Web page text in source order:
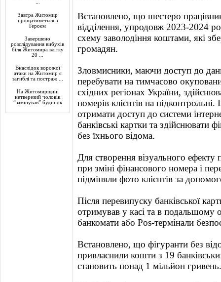
Завтра Житомир
прощатиметься з
Героєм
Завершено
розслідування вибухів
біля Житомира влітку
20 ...
Внаслідок ворожої
атаки на Житомир є
загиблі та постраж ...
На Житомирщині
нетверезий чоловік
“замінував” будинок
Встановлено, що шестеро
відділення, упродовж 2023-2024
схему заволодіння коштами, які
громадян.
Зловмисники, маючи доступ до
перебувати на тимчасово
східних регіонах України,
номерів клієнтів на
отримати доступ до системи
банківські картки та здійснювати
без їхнього відома.
Для створення візуального ефекту
при зміні фінансового номера і
підміняли фото клієнтів за
Після перевипуску банківської
отримував у касі та в подальшому
банкомати або Pos-термінали
Встановлено, що фігуранти без
привласнили кошти з 19
становить понад 1 мільйон гривень.